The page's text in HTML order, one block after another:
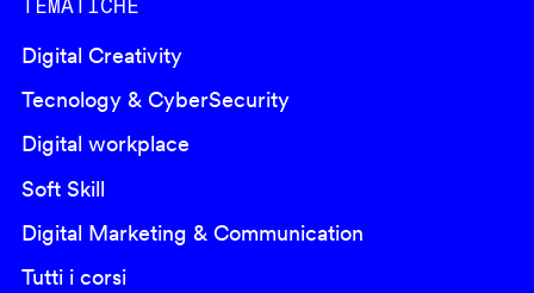
Digital Creativity
Tecnology & CyberSecurity
Digital workplace
Soft Skill
Digital Marketing & Communication
Tutti i corsi